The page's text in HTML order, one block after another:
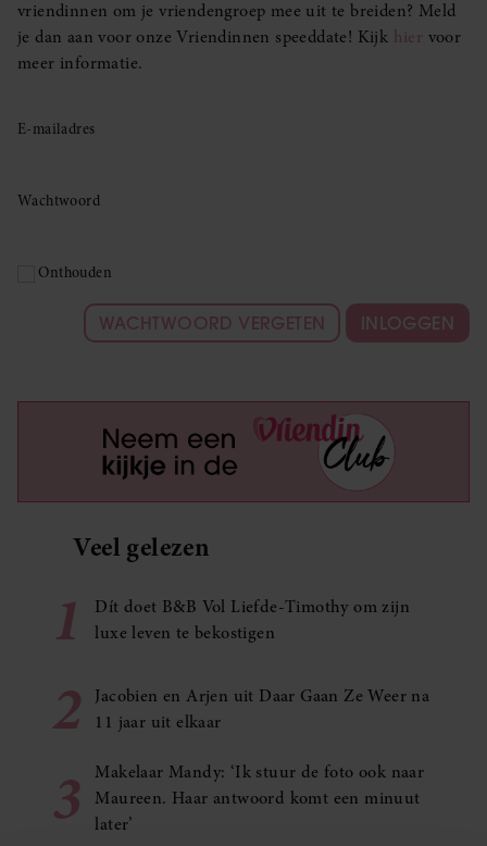
vriendinnen om je vriendengroep mee uit te breiden? Meld
je dan aan voor onze Vriendinnen speeddate! Kijk hier voor
meer informatie.
E-mailadres
Wachtwoord
Onthouden
WACHTWOORD VERGETEN INLOGGEN
Veel gelezen
1
Dít doet B&B Vol Liefde-Timothy om zijn
luxe leven te bekostigen
2
Jacobien en Arjen uit Daar Gaan Ze Weer na
11 jaar uit elkaar
3
Makelaar Mandy: ‘Ik stuur de foto ook naar
Maureen. Haar antwoord komt een minuut
later’